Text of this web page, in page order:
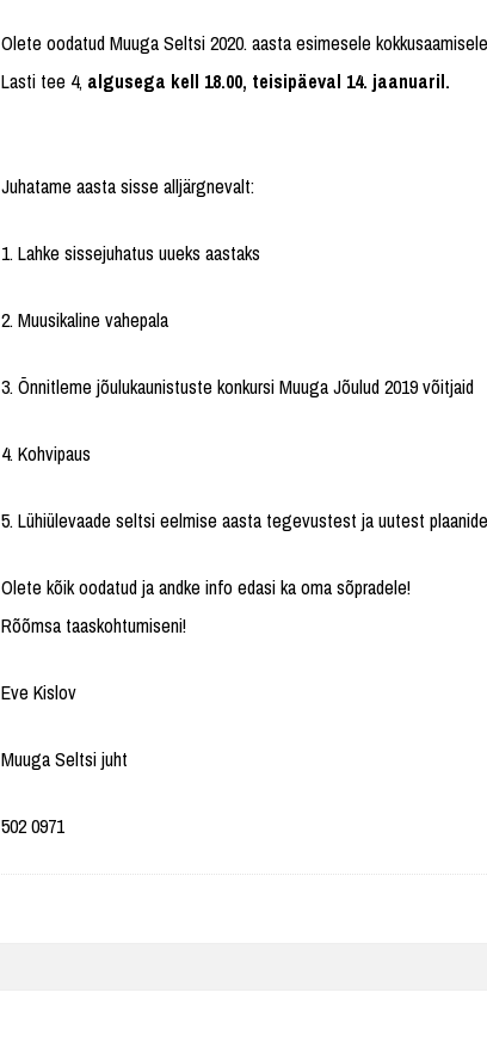
Olete oodatud Muuga Seltsi 2020. aasta esimesele
Lasti tee 4, algusega kell 18.00, teisipäeval 14. jaanuaril.
Juhatame aasta sisse alljärgnevalt:
1. Lahke sissejuhatus uueks aastaks
2. Muusikaline vahepala
3. Õnnitleme jõulukaunistuste konkursi Muuga Jõulud 2019 võitjaid
4. Kohvipaus
5. Lühiülevaade seltsi eelmise aasta tegevustest ja uutest
Olete kõik oodatud ja andke info edasi ka oma sõpradele!
Rõõmsa taaskohtumiseni!
Eve Kislov
Muuga Seltsi juht
502 0971